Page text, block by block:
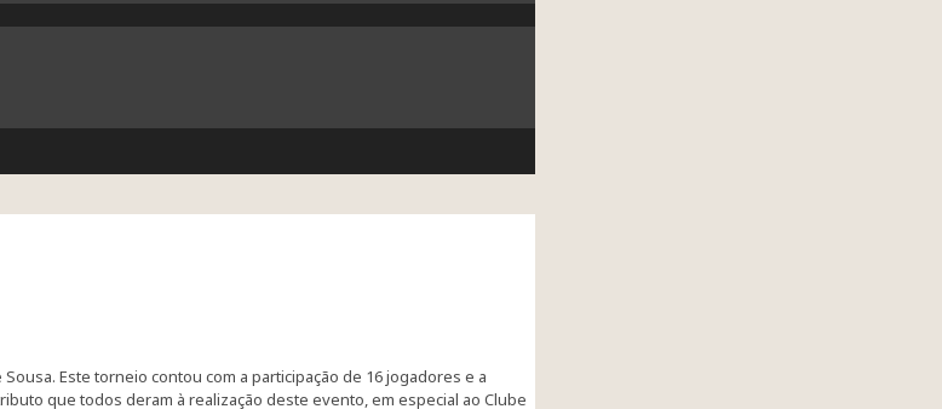
Este torneio contou com a participação de 16 jogadores e a
que todos deram à realização deste evento, em especial ao Clube